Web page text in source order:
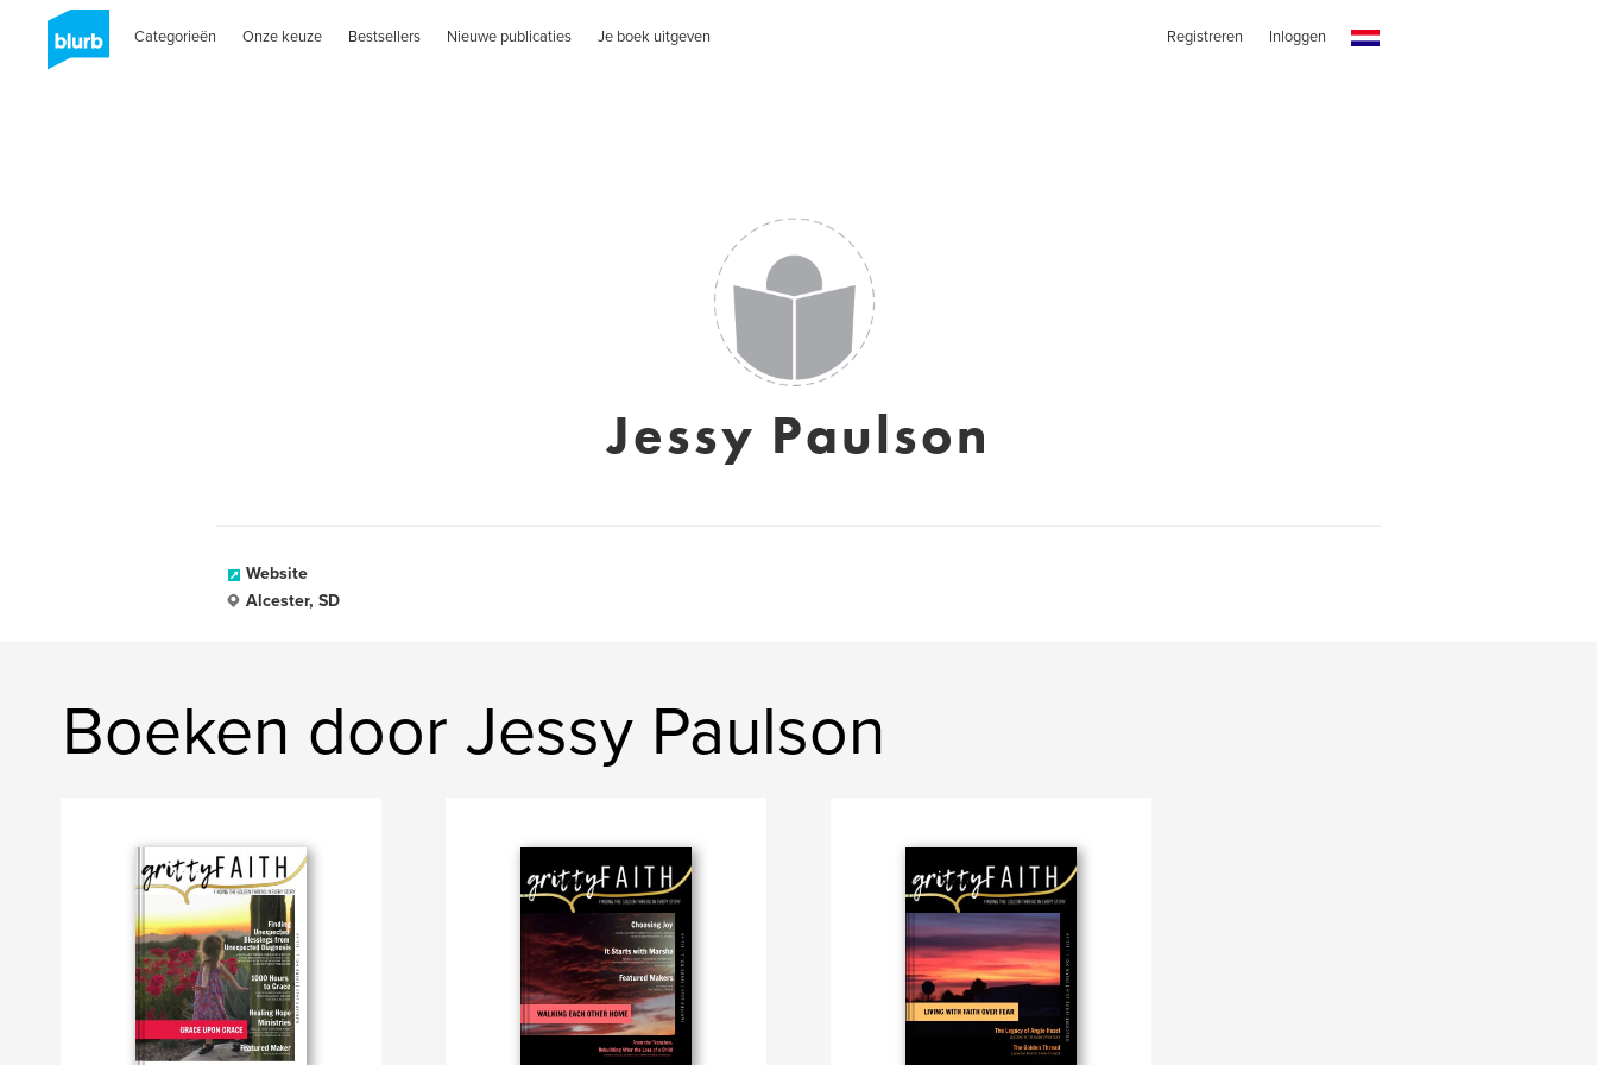
Categorieën Onze keuze Bestsellers Nieuwe publicaties Je boek uitgeven Registreren Inloggen
Jessy Paulson
Website
Alcester, SD
Boeken door Jessy Paulson